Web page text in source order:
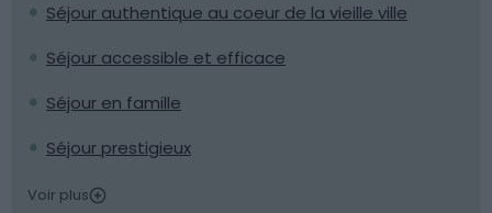
Séjour authentique au coeur de la vieille ville
Séjour accessible et efficace
Séjour en famille
Séjour prestigieux
Voir plus